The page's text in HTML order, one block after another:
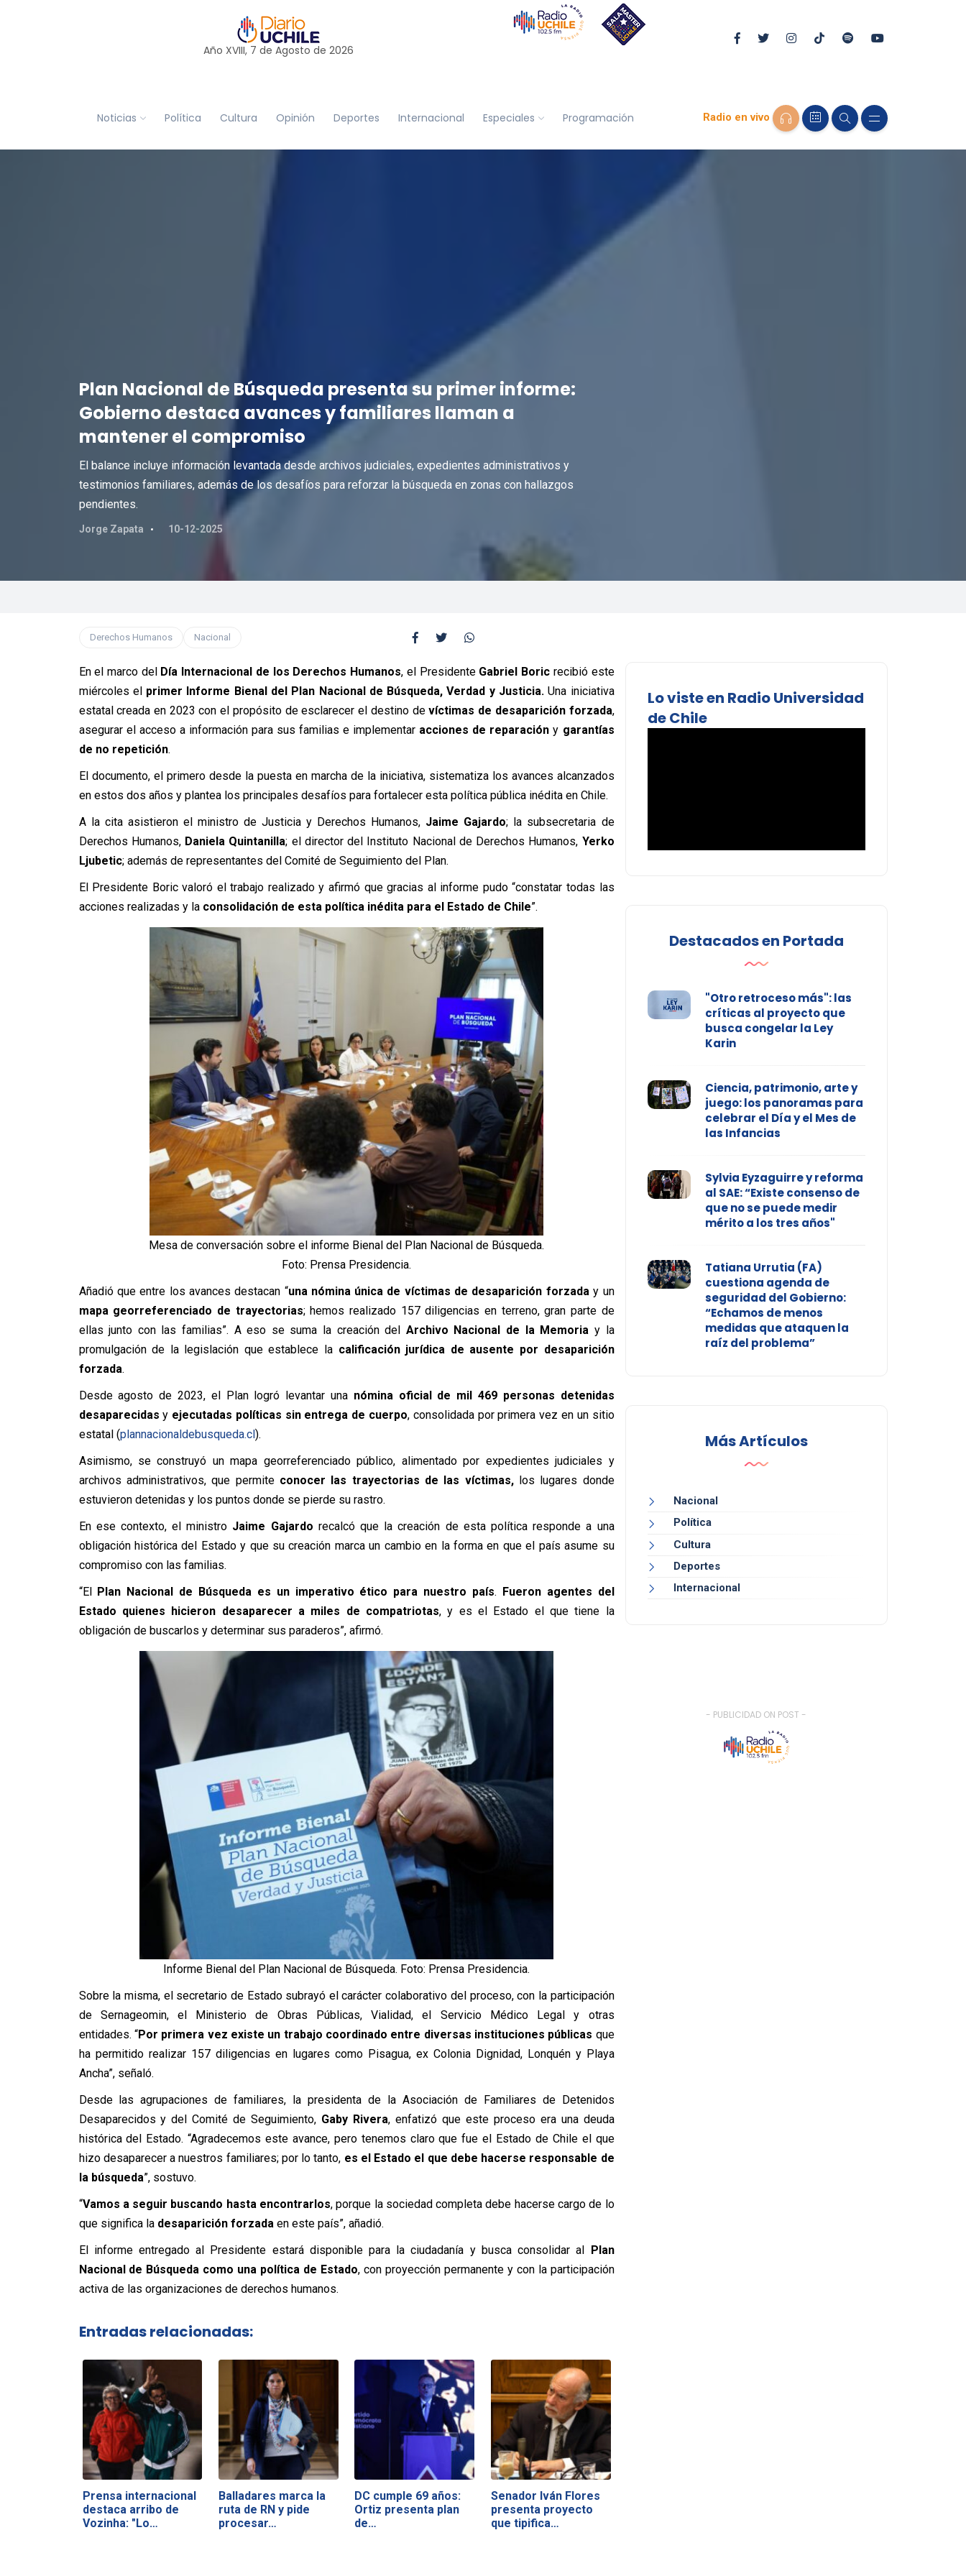
Año XVIII, 7 de Agosto de 2026
Noticias Política Cultura Opinión Deportes Internacional Especiales Programación Radio en vivo
Plan Nacional de Búsqueda presenta su primer informe:
Gobierno destaca avances y familiares llaman a
mantener el compromiso
El balance incluye información levantada desde archivos judiciales, expedientes administrativos y
testimonios familiares, además de los desafíos para reforzar la búsqueda en zonas con hallazgos
pendientes.
Jorge Zapata 10-12-2025
Derechos Humanos Nacional
En el marco del Día Internacional de los Derechos Humanos, el Presidente Gabriel Boric recibió este
miércoles el primer Informe Bienal del Plan Nacional de Búsqueda, Verdad y Justicia.Una iniciativa
estatal creada en 2023 con el propósito de esclarecer el destino devíctimas de desaparición forzada,
asegurar el acceso a información para sus familias e implementar acciones de reparación y garantías
de no repetición.
El documento, el primero desde la puesta en marcha de la iniciativa, sistematiza los avances alcanzados
en estos dos años y plantea los principales desafíos para fortalecer esta política pública inédita en Chile.
A la cita asistieron el ministro de Justicia y Derechos Humanos, Jaime Gajardo; la subsecretaria de
Derechos Humanos, Daniela Quintanilla; el director del Instituto Nacional de Derechos Humanos, Yerko
Ljubetic; además de representantes del Comité de Seguimiento del Plan.
El Presidente Boric valoró el trabajo realizado y afirmó que gracias al informe pudo “constatar todas las
acciones realizadas y la consolidación de esta política inédita para el Estado de Chile”.
Mesa de conversación sobre el informe Bienal del Plan Nacional de Búsqueda.
Foto: Prensa Presidencia.
Añadió que entre los avances destacan “una nómina única de víctimas de desaparición forzada y un
mapa georreferenciado de trayectorias; hemos realizado 157 diligencias en terreno, gran parte de
ellas junto con las familias”. A eso se suma la creación del Archivo Nacional de la Memoria y la
promulgación de la legislación que establece la calificación jurídica de ausente por desaparición
forzada.
Desde agosto de 2023, el Plan logró levantar una nómina oficial de mil 469 personas detenidas
desaparecidas y ejecutadas políticas sin entrega de cuerpo, consolidada por primera vez en un sitio
estatal (plannacionaldebusqueda.cl).
Asimismo, se construyó un mapa georreferenciado público, alimentado por expedientes judiciales y
archivos administrativos, que permite conocer las trayectorias de las víctimas,los lugares donde
estuvieron detenidas y los puntos donde se pierde su rastro.
En ese contexto, el ministro Jaime Gajardo recalcó que la creación de esta política responde a una
obligación histórica del Estado y que su creación marca un cambio en la forma en que el país asume su
compromiso con las familias.
“El Plan Nacional de Búsqueda es un imperativo ético para nuestro país. Fueron agentes del
Estado quienes hicieron desaparecer a miles de compatriotas, y es el Estado el que tiene la
obligación de buscarlos y determinar sus paraderos”, afirmó.
Informe Bienal del Plan Nacional de Búsqueda. Foto: Prensa Presidencia.
Sobre la misma, el secretario de Estado subrayó el carácter colaborativo del proceso, con la participación
de Sernageomin, el Ministerio de Obras Públicas, Vialidad, el Servicio Médico Legal y otras
entidades. “Por primera vez existe un trabajo coordinado entre diversas instituciones públicas que
ha permitido realizar 157 diligencias en lugares como Pisagua, ex Colonia Dignidad, Lonquén y Playa
Ancha”, señaló.
Desde las agrupaciones de familiares, la presidenta de la Asociación de Familiares de Detenidos
Desaparecidos y del Comité de Seguimiento, Gaby Rivera, enfatizó que este proceso era una deuda
histórica del Estado. “Agradecemos este avance, pero tenemos claro que fue el Estado de Chile el que
hizo desaparecer a nuestros familiares; por lo tanto, es el Estado el que debe hacerse responsable de
la búsqueda”, sostuvo.
“Vamos a seguir buscando hasta encontrarlos, porque la sociedad completa debe hacerse cargo de lo
que significa la desaparición forzada en este país”, añadió.
El informe entregado al Presidente estará disponible para la ciudadanía y busca consolidar al Plan
Nacional de Búsqueda como una política de Estado, con proyección permanente y con la participación
activa de las organizaciones de derechos humanos.
Entradas relacionadas:
Prensa internacional
destaca arribo de
Vozinha: "Lo…
Balladares marca la
ruta de RN y pide
procesar…
DC cumple 69 años:
Ortiz presenta plan
de…
Senador Iván Flores
presenta proyecto
que tipifica…
Lo viste en Radio Universidad
de Chile
Destacados en Portada
"Otro retroceso más": las
críticas al proyecto que
busca congelar la Ley
Karin
Ciencia, patrimonio, arte y
juego: los panoramas para
celebrar el Día y el Mes de
las Infancias
Sylvia Eyzaguirre y reforma
al SAE: “Existe consenso de
que no se puede medir
mérito a los tres años"
Tatiana Urrutia (FA)
cuestiona agenda de
seguridad del Gobierno:
“Echamos de menos
medidas que ataquen la
raíz del problema”
Más Artículos
Nacional
Política
Cultura
Deportes
Internacional
- PUBLICIDAD ON POST -